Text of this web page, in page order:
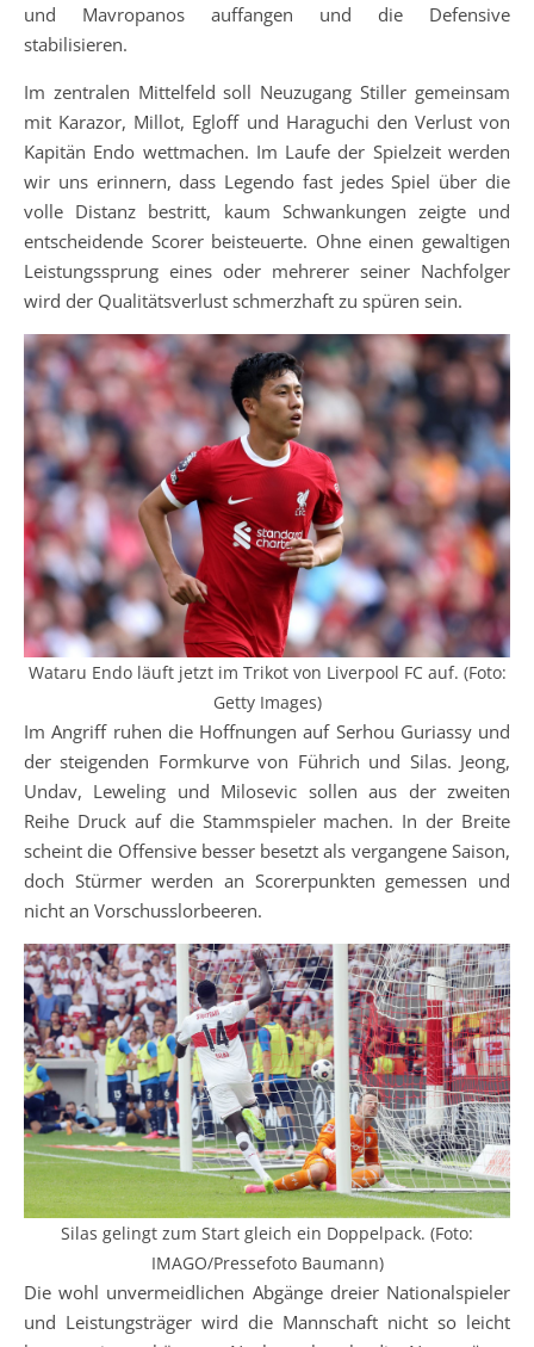
und Mavropanos auffangen und die Defensive
stabilisieren.
Im zentralen Mittelfeld soll Neuzugang Stiller gemeinsam
mit Karazor, Millot, Egloff und Haraguchi den Verlust von
Kapitän Endo wettmachen. Im Laufe der Spielzeit werden
wir uns erinnern, dass Legendo fast jedes Spiel über die
volle Distanz bestritt, kaum Schwankungen zeigte und
entscheidende Scorer beisteuerte. Ohne einen gewaltigen
Leistungssprung eines oder mehrerer seiner Nachfolger
wird der Qualitätsverlust schmerzhaft zu spüren sein.
Wataru Endo läuft jetzt im Trikot von Liverpool FC auf. (Foto:
Getty Images)
Im Angriff ruhen die Hoffnungen auf Serhou Guriassy und
der steigenden Formkurve von Führich und Silas. Jeong,
Undav, Leweling und Milosevic sollen aus der zweiten
Reihe Druck auf die Stammspieler machen. In der Breite
scheint die Offensive besser besetzt als vergangene Saison,
doch Stürmer werden an Scorerpunkten gemessen und
nicht an Vorschusslorbeeren.
Silas gelingt zum Start gleich ein Doppelpack. (Foto:
IMAGO/Pressefoto Baumann)
Die wohl unvermeidlichen Abgänge dreier Nationalspieler
und Leistungsträger wird die Mannschaft nicht so leicht